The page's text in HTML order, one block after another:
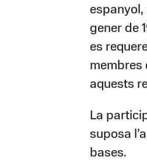
espanyol,
gener de
es
membres
aquests
La
suposa
bases.